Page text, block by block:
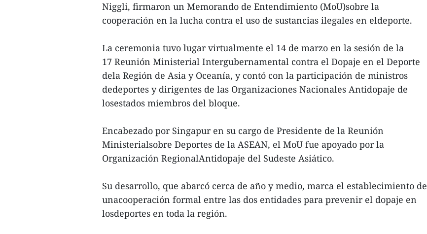
Niggli, firmaron un Memorando de Entendimiento (MoU)sobre la
cooperación en la lucha contra el uso de sustancias ilegales en eldeporte.
La ceremonia tuvo lugar virtualmente el 14 de marzo en la sesión de la
17 Reunión Ministerial Intergubernamental contra el Dopaje en el Deporte
dela Región de Asia y Oceanía, y contó con la participación de ministros
dedeportes y dirigentes de las Organizaciones Nacionales Antidopaje de
losestados miembros del bloque.
Encabezado por Singapur en su cargo de Presidente de la Reunión
Ministerialsobre Deportes de la ASEAN, el MoU fue apoyado por la
Organización RegionalAntidopaje del Sudeste Asiático.
Su desarrollo, que abarcó cerca de año y medio, marca el establecimiento de
unacooperación formal entre las dos entidades para prevenir el dopaje en
losdeportes en toda la región.